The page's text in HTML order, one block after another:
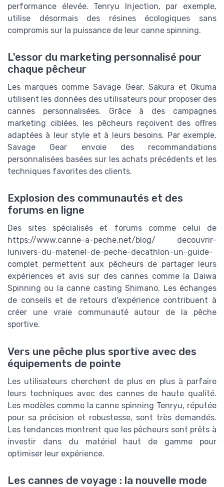
performance élevée. Tenryu Injection, par exemple,
utilise désormais des résines écologiques sans
compromis sur la puissance de leur canne spinning.
L'essor du marketing personnalisé pour
chaque pêcheur
Les marques comme Savage Gear, Sakura et Okuma
utilisent les données des utilisateurs pour proposer des
cannes personnalisées. Grâce à des campagnes
marketing ciblées, les pêcheurs reçoivent des offres
adaptées à leur style et à leurs besoins. Par exemple,
Savage Gear envoie des recommandations
personnalisées basées sur les achats précédents et les
techniques favorites des clients.
Explosion des communautés et des
forums en ligne
Des sites spécialisés et forums comme celui de
https://www.canne-a-peche.net/blog/ decouvrir-
lunivers-du-materiel-de-peche-decathlon-un-guide-
complet permettent aux pêcheurs de partager leurs
expériences et avis sur des cannes comme la Daiwa
Spinning ou la canne casting Shimano. Les échanges
de conseils et de retours d'expérience contribuent à
créer une vraie communauté autour de la pêche
sportive.
Vers une pêche plus sportive avec des
équipements de pointe
Les utilisateurs cherchent de plus en plus à parfaire
leurs techniques avec des cannes de haute qualité.
Les modèles comme la canne spinning Tenryu, réputée
pour sa précision et robustesse, sont très demandés.
Les tendances montrent que les pêcheurs sont prêts à
investir dans du matériel haut de gamme pour
optimiser leur expérience.
Les cannes de voyage : la nouvelle mode